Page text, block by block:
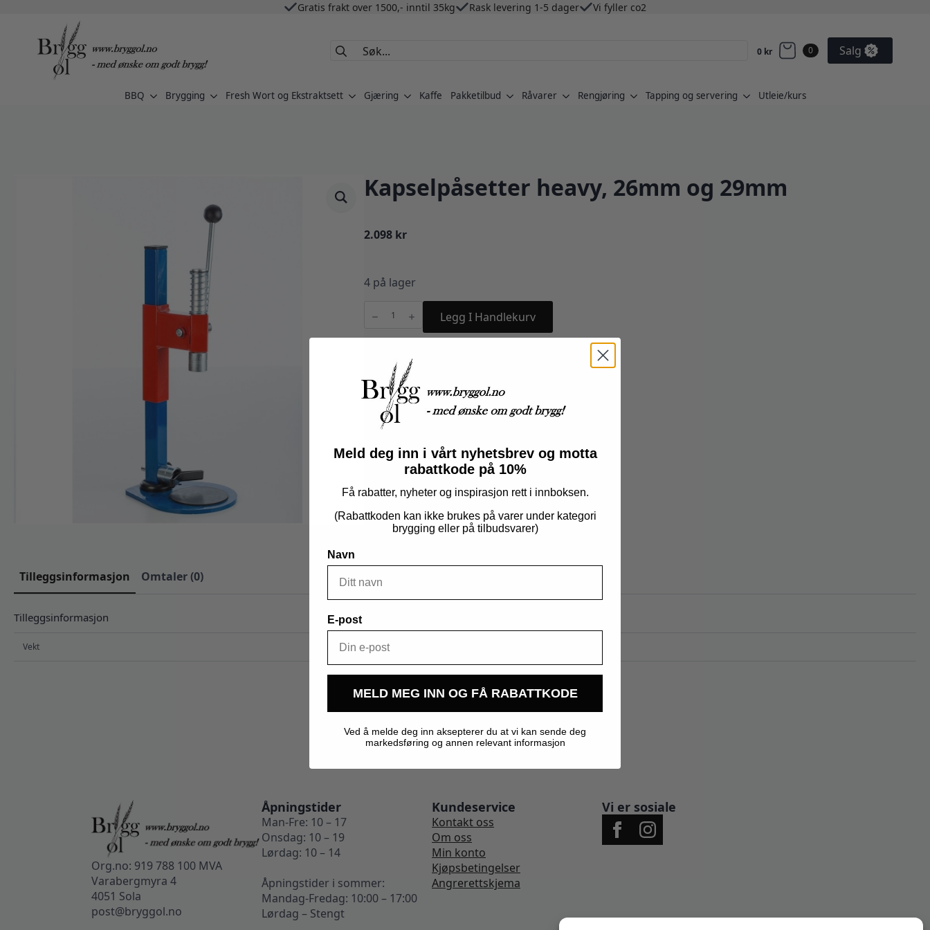
Gratis frakt over 1500,- inntil 35kg Rask levering 1-5 dager Vi fyller co2
Search
0 kr 0 Salg
BBQ Brygging Fresh Wort og Ekstraktsett Gjæring Kaffe Pakketilbud Råvarer Rengjøring Tapping og servering Utleie/kurs
Kapselpåsetter heavy, 26mm og 29mm
2.098 kr
4 på lager
26mm
29mm
Legg I Handlekurv
Tapping og servering
Tilleggsinformasjon Omtaler (0)
Tilleggsinformasjon
Vekt
Org.no: 919 788 100 MVA
Varabergmyra 4
4051 Sola
post@bryggol.no
Åpningstider
Man-Fre: 10 – 17
Onsdag: 10 – 19
Lørdag: 10 – 14
Åpningstider i sommer:
Mandag-Fredag: 10:00 – 17:00
Lørdag – Stengt
Kundeservice
Kontakt oss
Om oss
Min konto
Kjøpsbetingelser
Angrerettskjema
Vi er sosiale
Meld deg inn i vårt nyhetsbrev og motta
rabattkode på 10%
Få rabatter, nyheter og inspirasjon rett i innboksen.
(Rabattkoden kan ikke brukes på varer under kategori
brygging eller på tilbudsvarer)
Navn
E-post
MELD MEG INN OG FÅ RABATTKODE
Ved å melde deg inn aksepterer du at vi kan sende deg
markedsføring og annen relevant informasjon